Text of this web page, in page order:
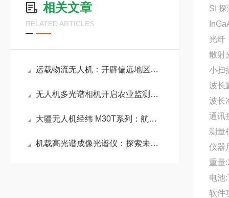
相关文章
RELATED ARTICLES
运载物流无人机：开辟偏远地区物资输送新通道
无人机多光谱相机开启农业监测与环境评估的新篇章
大疆无人机经纬 M30T系列：航拍技术的未来
机载高光谱成像光谱仪：探索未知的光谱世界
SI
光纤
散射
小扫
波长
波长
通讯
测量
仪器
重量:
电池:
软件